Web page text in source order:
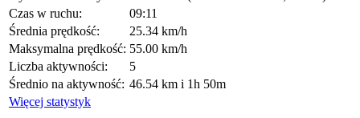
Czas w ruchu:
09:11
Średnia prędkość:
25.34 km/h
Maksymalna prędkość: 55.00 km/h
Liczba aktywności:
5
Średnio na aktywność: 46.54 km i 1h 50m
Więcej statystyk